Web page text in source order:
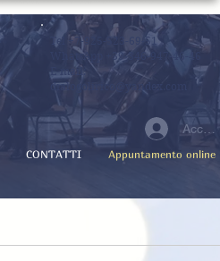
Tel +7-925-523-69-51
WhatsApp +39-346-947-46-46
E-mail:
dialogolirico@yandex.com
Accedi
CONTATTI Appuntamento online